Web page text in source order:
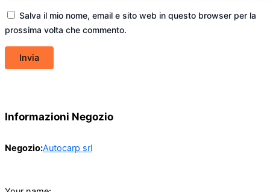
Salva il mio nome, email e sito web in questo browser per la
prossima volta che commento.
Informazioni Negozio
Negozio:Autocarp srl